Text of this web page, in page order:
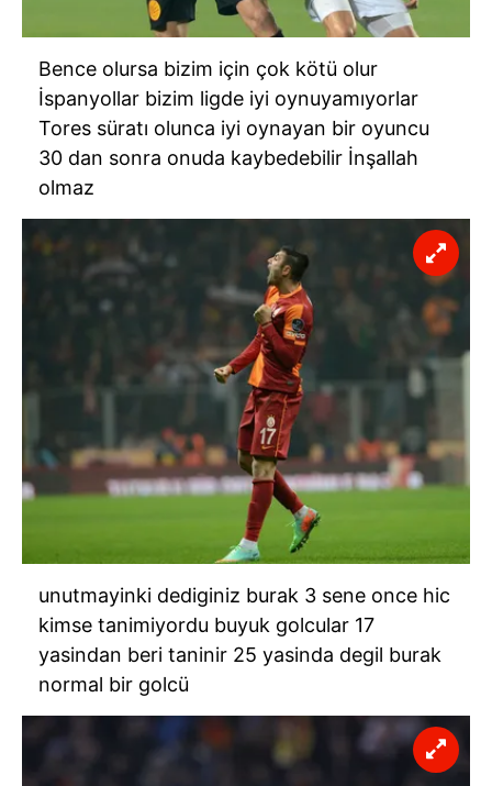
Bence olursa bizim için çok kötü olur
İspanyollar bizim ligde iyi oynuyamıyorlar
Tores süratı olunca iyi oynayan bir oyuncu
30 dan sonra onuda kaybedebilir İnşallah
olmaz
unutmayinki dediginiz burak 3 sene once hic
kimse tanimiyordu buyuk golcular 17
yasindan beri taninir 25 yasinda degil burak
normal bir golcü